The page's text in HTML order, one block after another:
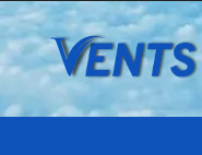
Skip
to
content